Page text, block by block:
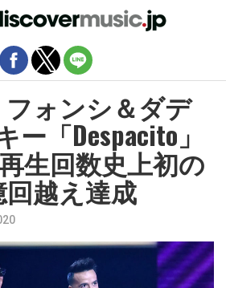
ォンシ＆ダデ
ー「Despacito」
再生回数史上初の
回越え達成
ルバージョンを終了